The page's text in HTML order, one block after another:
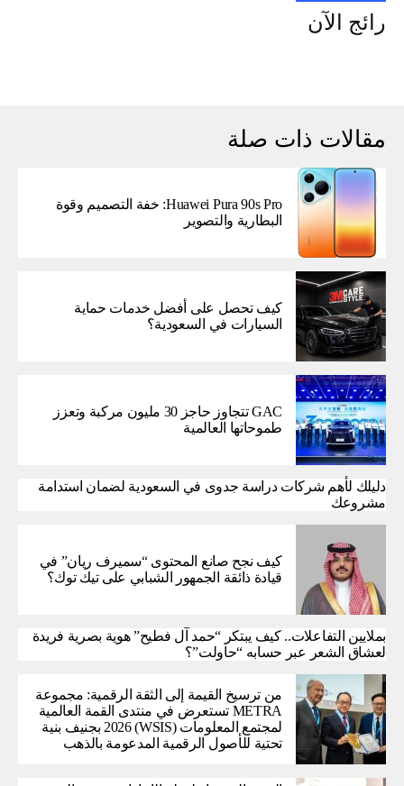
رائج الآن
مقالات ذات صلة
Huawei Pura 90s Pro: خفة التصميم وقوة
البطارية والتصوير
كيف تحصل على أفضل خدمات حماية
السيارات في السعودية؟
GAC تتجاوز حاجز 30 مليون مركبة وتعزز
طموحاتها العالمية
دليلك لأهم شركات دراسة جدوى في السعودية لضمان استدامة
مشروعك
كيف نجح صانع المحتوى “سميرف ريان” في
قيادة ذائقة الجمهور الشبابي على تيك توك؟
بملايين التفاعلات.. كيف يبتكر “حمد آل فطيح” هوية بصرية فريدة
لعشاق الشعر عبر حسابه “حاولت”؟
من ترسيخ القيمة إلى الثقة الرقمية: مجموعة
METRA تستعرض في منتدى القمة العالمية
لمجتمع المعلومات (WSIS) 2026 بجنيف بنية
تحتية للأصول الرقمية المدعومة بالذهب